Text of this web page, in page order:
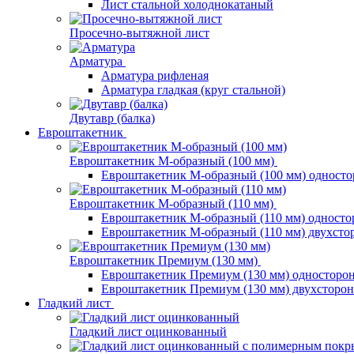
Лист стальной холоднокатаный
Просечно-вытяжной лист
Арматура
Арматура рифленая
Арматура гладкая (круг стальной)
Двутавр (балка)
Евроштакетник
Евроштакетник М-образный (100 мм)
Евроштакетник М-образный (100 мм)
Евроштакетник М-образный (110 мм)
Евроштакетник М-образный (110 мм)
Евроштакетник М-образный (110 мм)
Евроштакетник Премиум (130 мм)
Евроштакетник Премиум (130 мм)
Евроштакетник Премиум (130 мм)
Гладкий лист
Гладкий лист оцинкованный